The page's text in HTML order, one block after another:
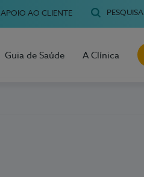
APOIO AO CLIENTE PESQUISA
Guia de Saúde A Clínica